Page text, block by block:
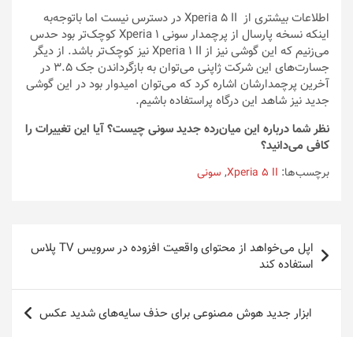
اطلاعات بیشتری از Xperia 5 II در دسترس نیست اما باتوجه‌به
اینکه نسخه پارسال از پرچمدار سونی Xperia 1 کوچک‌تر بود حدس
می‌زنیم که این گوشی نیز از Xperia 1 II نیز کوچک‌تر باشد. از دیگر
جسارت‌های این شرکت ژاپنی می‌توان به بازگرداندن جک 3.5 در
آخرین پرچمدارشان اشاره کرد که می‌توان امیدوار بود در این گوشی
جدید نیز شاهد این درگاه پراستفاده باشیم.
نظر شما درباره این میان‌رده جدید سونی چیست؟ آیا این تغییرات را
کافی می‌دانید؟
برچسب‌ها: Xperia 5 II
, سونی
راهبری
نوشته
اپل می‌خواهد از محتوای واقعیت افزوده در سرویس TV پلاس
استفاده کند
ابزار جدید هوش مصنوعی برای حذف سایه‌های شدید عکس